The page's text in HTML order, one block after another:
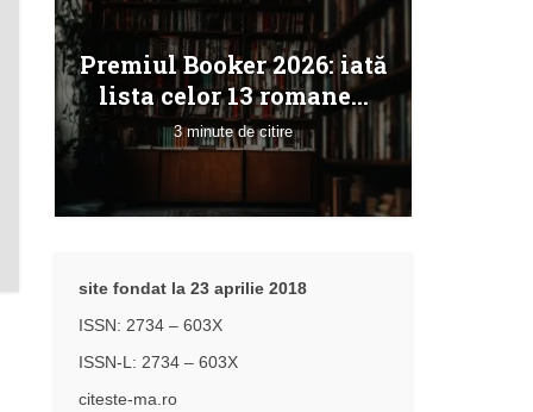
Premiul Booker 2026: iată
lista celor 13 romane...
3 minute de citire
site fondat la 23 aprilie 2018
ISSN: 2734 – 603X
ISSN-L: 2734 – 603X
citeste-ma.ro